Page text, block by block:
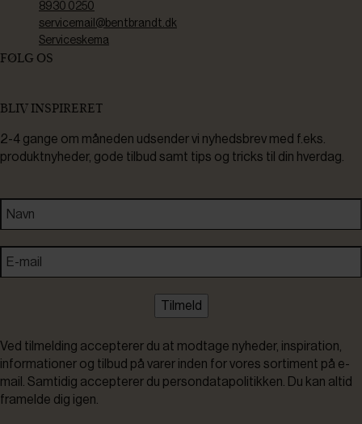
8930 0250
servicemail@bentbrandt.dk
Serviceskema
FØLG OS
BLIV INSPIRERET
2-4 gange om måneden udsender vi nyhedsbrev med f.eks.
produktnyheder, gode tilbud samt tips og tricks til din hverdag.
Tilmeld
Ved tilmelding accepterer du at modtage nyheder, inspiration,
informationer og tilbud på varer inden for vores sortiment på e-
mail. Samtidig accepterer du persondatapolitikken. Du kan altid
framelde dig igen.